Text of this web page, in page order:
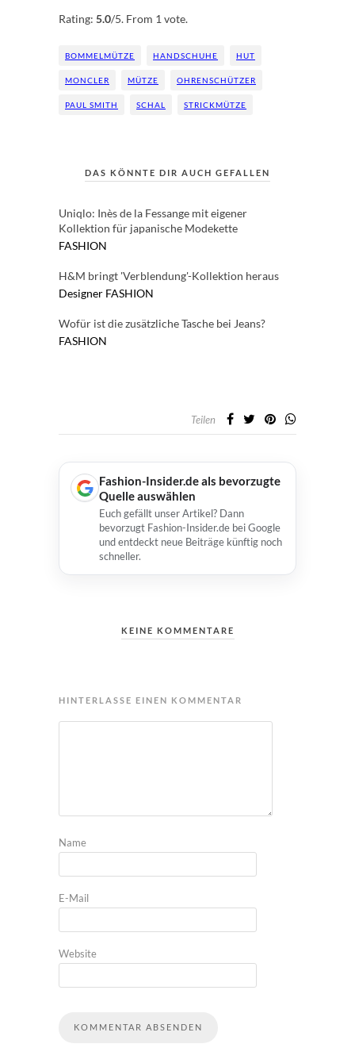
Rating: 5.0/5. From 1 vote.
BOMMELMÜTZE HANDSCHUHE HUT
MONCLER MÜTZE OHRENSCHÜTZER
PAUL SMITH SCHAL STRICKMÜTZE
DAS KÖNNTE DIR AUCH GEFALLEN
Uniqlo: Inès de la Fessange mit eigener
Kollektion für japanische Modekette
FASHION
H&M bringt 'Verblendung'-Kollektion heraus
Designer FASHION
Wofür ist die zusätzliche Tasche bei Jeans?
FASHION
Teilen
Fashion-Insider.de als bevorzugte
Quelle auswählen
Euch gefällt unser Artikel? Dann
bevorzugt Fashion-Insider.de bei Google
und entdeckt neue Beiträge künftig noch
schneller.
KEINE KOMMENTARE
HINTERLASSE EINEN KOMMENTAR
Name
E-Mail
Website